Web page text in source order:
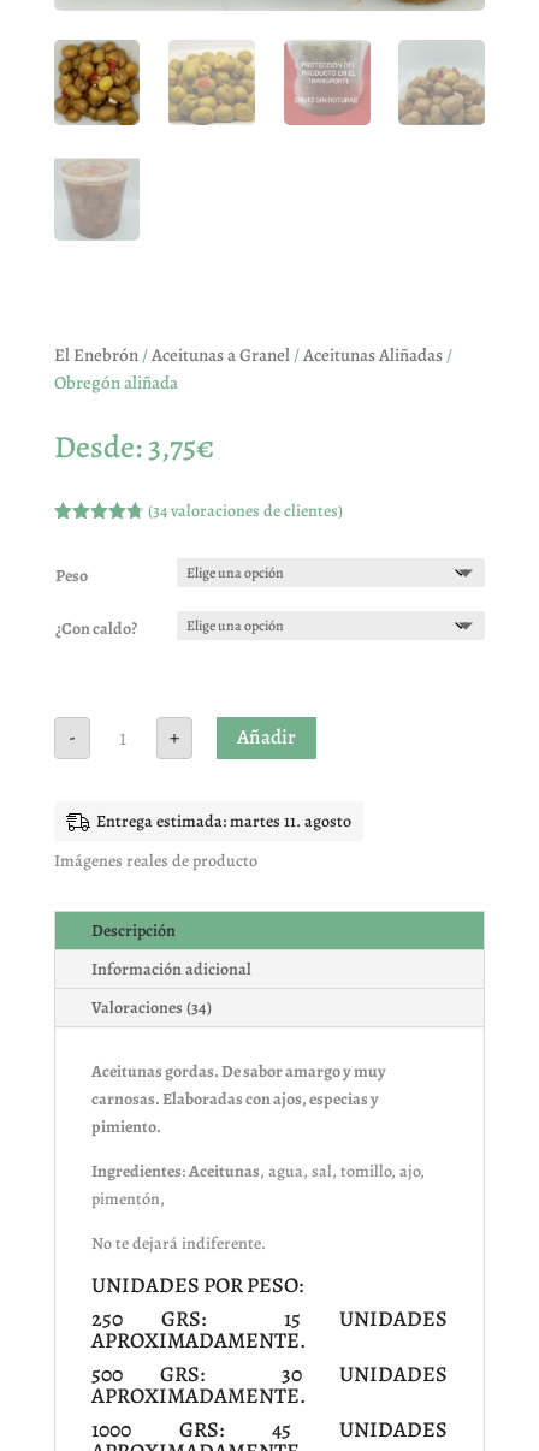
El Enebrón/Aceitunas a Granel/Aceitunas Aliñadas/
Obregón aliñada
Desde:3,75€
de 5 en
base a
s de
clientes
(34valoraciones de clientes)
Peso
¿Con caldo?
- aliñada
cantidad
+ Añadir
Entrega estimada: martes 11. agosto
Imágenes reales de producto
Descripción
Información adicional
Valoraciones (34)
Aceitunas gordas. De sabor amargo y muy
carnosas. Elaboradas con ajos, especias y
pimiento.
Ingredientes:Aceitunas, agua, sal, tomillo, ajo,
pimentón,
No te dejará indiferente.
UNIDADES POR PESO:
250 GRS: 15 UNIDADES
APROXIMADAMENTE.
500 GRS: 30 UNIDADES
APROXIMADAMENTE.
1000 GRS: 45 UNIDADES